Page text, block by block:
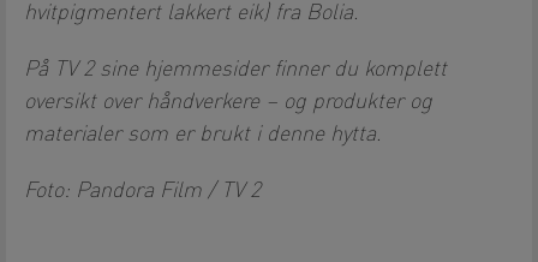
hvitpigmentert lakkert eik) fra Bolia.
På TV 2 sine hjemmesider finner du komplett
oversikt over håndverkere – og produkter og
materialer som er brukt i denne hytta.
Foto: Pandora Film / TV 2